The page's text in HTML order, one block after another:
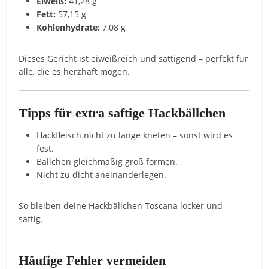
Fett: 57,15 g
Kohlenhydrate: 7,08 g
Dieses Gericht ist eiweißreich und sättigend – perfekt für
alle, die es herzhaft mögen.
Tipps für extra saftige Hackbällchen
Hackfleisch nicht zu lange kneten – sonst wird es
fest.
Bällchen gleichmäßig groß formen.
Nicht zu dicht aneinanderlegen.
So bleiben deine Hackbällchen Toscana locker und
saftig.
Häufige Fehler vermeiden